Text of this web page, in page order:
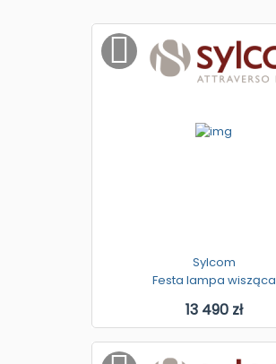
Sylcom
Festa lampa wisząca
13 490 zł